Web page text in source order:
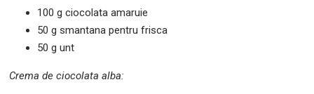
100 g ciocolata amaruie
50 g smantana pentru frisca
50 g unt
Crema de ciocolata alba: